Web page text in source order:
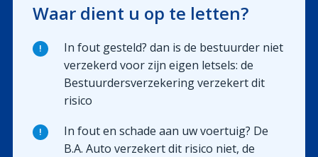
Waar dient u op te letten?
!
In fout gesteld? dan is de bestuurder niet
verzekerd voor zijn eigen letsels: de
Bestuurdersverzekering verzekert dit
risico
!
In fout en schade aan uw voertuig? De
B.A. Auto verzekert dit risico niet, de